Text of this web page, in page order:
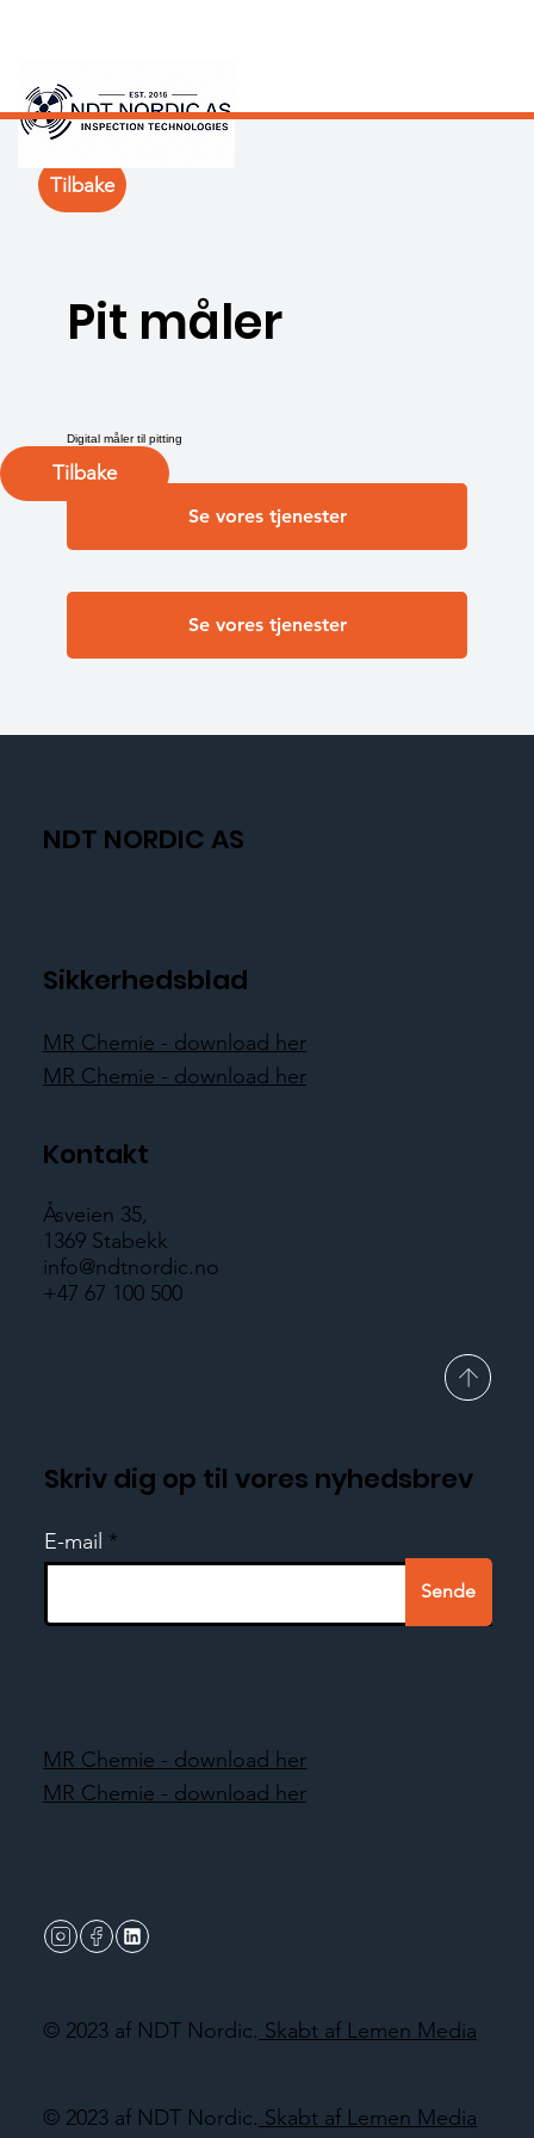
Tilbake
Pit måler
Digital måler til pitting
Se vores tjenester
Se vores tjenester
Tilbake
NDT NORDIC AS
Sikkerhedsblad
MR Chemie - download her
MR Chemie - download her
Kontakt
Åsveien 35,
1369 Stabekk
info@ndtnordic.no
+47 67 100 500
© 2023 af NDT Nordic. Skabt af Lemen Media
Skriv dig op til vores nyhedsbrev
E-mail
Sende
© 2023 af NDT Nordic. Skabt af Lemen Media
MR Chemie - download her
MR Chemie - download her